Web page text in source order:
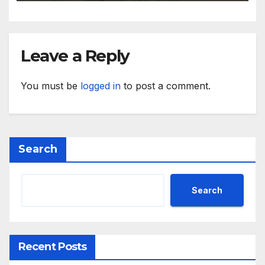
приходите и напредък в
социални проекти
Leave a Reply
You must be logged in to post a comment.
Search
Search
Recent Posts